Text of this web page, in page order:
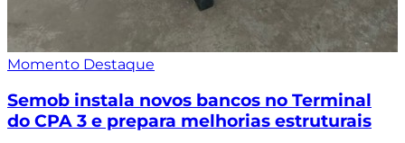
Momento Destaque
Semob instala novos bancos no Terminal
do CPA 3 e prepara melhorias estruturais